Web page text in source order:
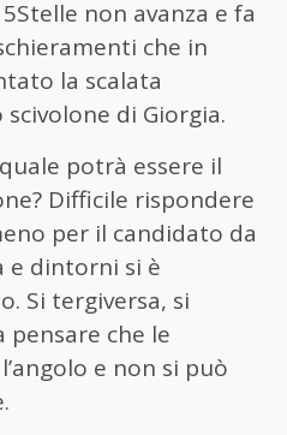
non avanza e fa
che in
la scalata
di Giorgia.
potrà essere il
Difficile rispondere
per il candidato da
e dintorni si è
Si tergiversa, si
pensare che le
e non si può